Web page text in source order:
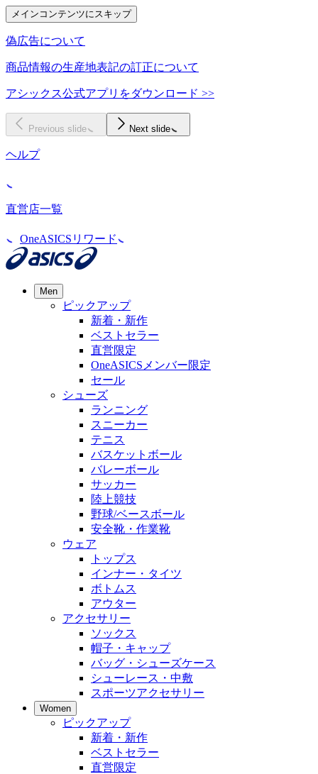
メインコンテンツにスキップ
偽広告について
商品情報の生産地表記の訂正について
アシックス公式アプリをダウンロード >>
Previous slide Next slide
ヘルプ
直営店一覧
OneASICSリワード
Men
ピックアップ
新着・新作
ベストセラー
直営限定
OneASICSメンバー限定
セール
シューズ
ランニング
スニーカー
テニス
バスケットボール
バレーボール
サッカー
陸上競技
野球/ベースボール
安全靴・作業靴
ウェア
トップス
インナー・タイツ
ボトムス
アウター
アクセサリー
ソックス
帽子・キャップ
バッグ・シューズケース
シューレース・中敷
スポーツアクセサリー
Women
ピックアップ
新着・新作
ベストセラー
直営限定